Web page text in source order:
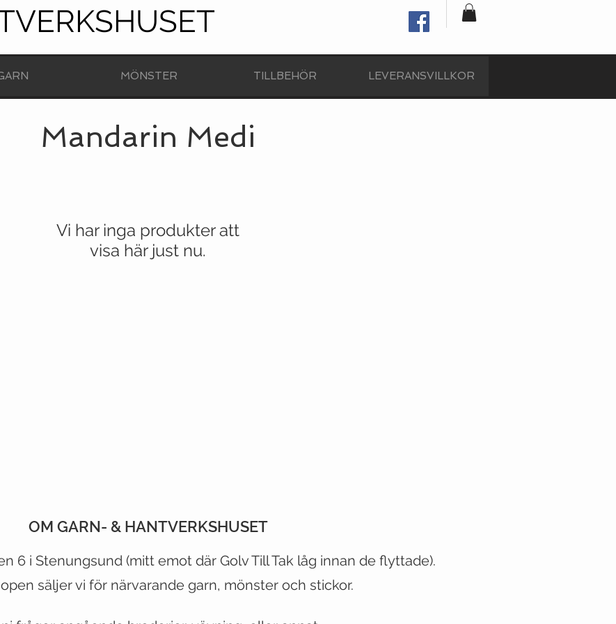
MÖNSTER TILLBEHÖR LEVERANSVILLKOR
Mandarin Medi
Vi har inga produkter att
visa här just nu.
CARE
Policy >
VIST OUR STORE
500 Terry Francois Street
OM GARN- & HANTVERKSHUSET
6 i Stenungsund (mitt emot där Golv Till Tak låg innan de flyttade).
säljer vi för närvarande garn, mönster och stickor.